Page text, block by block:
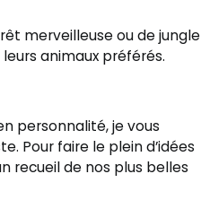
merveilleuse ou de jungle
animaux préférés.
personnalité, je vous
Pour faire le plein d’idées
recueil de nos plus belles